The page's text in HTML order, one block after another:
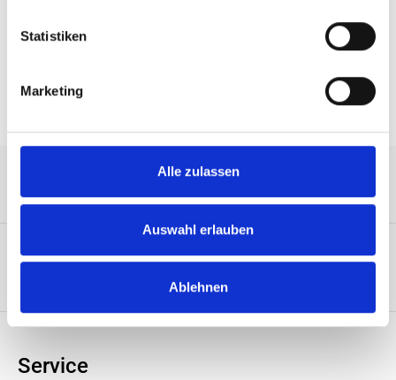
Statistiken
Marketing
Alle zulassen
Auswahl erlauben
Ablehnen
Eigenschaften
Service-Hotline
Service